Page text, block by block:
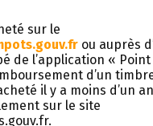
sur le
ou auprès
de l’application «
d’un
il y a moins d’un
sur le site